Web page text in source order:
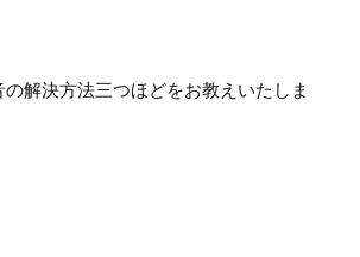
解決方法三つほどをお教えいたしま